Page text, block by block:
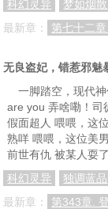
科幻灵异
梦如烟散
最新章：
第七十二
无良盗妃，错惹邪魅
一脚踏空，现代
are you 弄啥嘞！司
假面超人 喂喂，这
熟咩 喂喂，这位美
前世有仇 被某人耍
科幻灵异
独调蓝品
最新章：
第343章.